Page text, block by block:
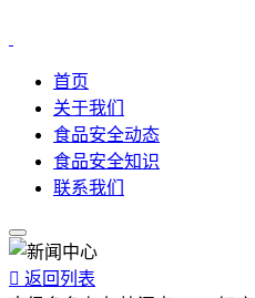
首页
关于我们
食品安全动态
食品安全知识
联系我们
 返回列表